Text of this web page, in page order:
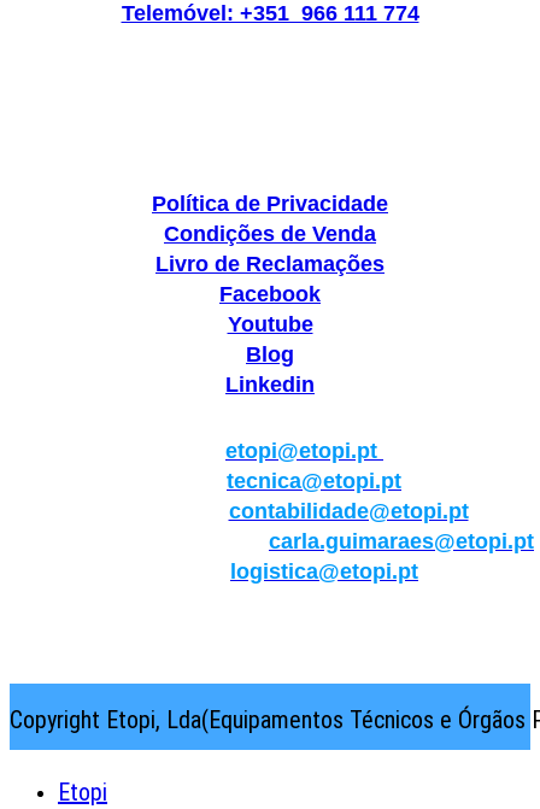
Telemóvel: +351 966 111 774
Política de Privacidade
Condições de Venda
Livro de Reclamações
Facebook
Youtube
Blog
Linkedin
etopi@etopi.pt
tecnica@etopi.pt
contabilidade@etopi.pt
carla.guimaraes@etopi.pt
logistica@etopi.pt
Copyright Etopi, Lda(Equipamentos Técnicos e
Etopi